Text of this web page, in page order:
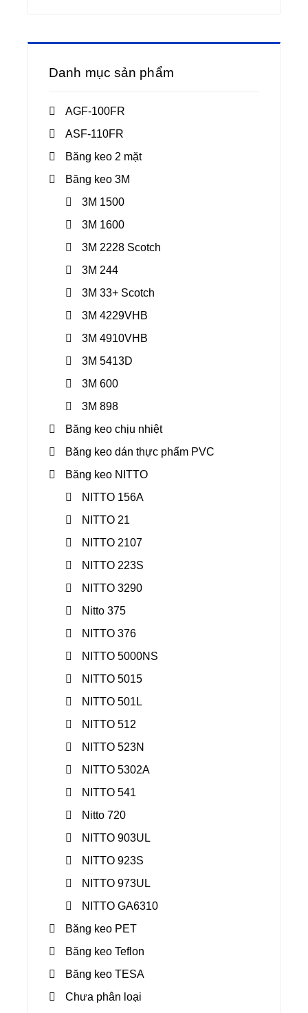
Danh mục sản phẩm
AGF-100FR
ASF-110FR
Băng keo 2 mặt
Băng keo 3M
3M 1500
3M 1600
3M 2228 Scotch
3M 244
3M 33+ Scotch
3M 4229VHB
3M 4910VHB
3M 5413D
3M 600
3M 898
Băng keo chịu nhiệt
Băng keo dán thực phẩm PVC
Băng keo NITTO
NITTO 156A
NITTO 21
NITTO 2107
NITTO 223S
NITTO 3290
Nitto 375
NITTO 376
NITTO 5000NS
NITTO 5015
NITTO 501L
NITTO 512
NITTO 523N
NITTO 5302A
NITTO 541
Nitto 720
NITTO 903UL
NITTO 923S
NITTO 973UL
NITTO GA6310
Băng keo PET
Băng keo Teflon
Băng keo TESA
Chưa phân loại